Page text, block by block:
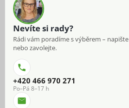
Nevíte si rady?
Rádi vám poradíme s výběrem – napište
nebo zavolejte.
+420 466 970 271
Po–Pá 8–17 h